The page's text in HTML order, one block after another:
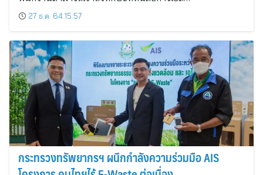
27 ธ.ค. 64 15:57
กระทรวงทรัพยากรฯ ผนึกกำลังความร่วมมือ AIS